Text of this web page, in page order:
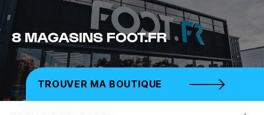
8 MAGASINS FOOT.FR
TROUVER MA BOUTIQUE